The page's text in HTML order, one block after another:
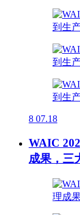
8 07.18
WAIC
成果，三